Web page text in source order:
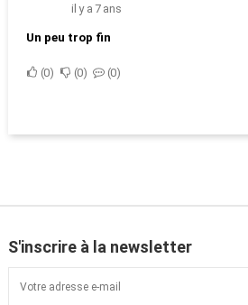
il y a 7 ans
Un peu trop fin
0 0 0
S'inscrire à la newsletter